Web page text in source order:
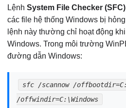
Lệnh System File Checker (SFC)
các file hệ thống Windows bị
lệnh này thường chỉ hoạt động
Windows. Trong môi trường
đường dẫn Windows:
sfc /scannow /
/offwindir=C:\Windows